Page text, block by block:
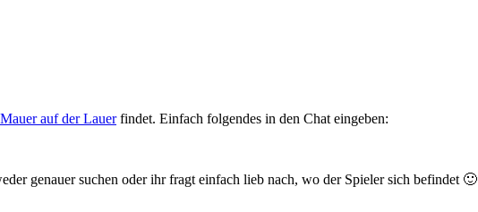
auf der Lauerfindet. Einfach folgendes in den Chat eingeben:
genauer suchen oder ihr fragt einfach lieb nach, wo der Spieler sich befindet 🙂